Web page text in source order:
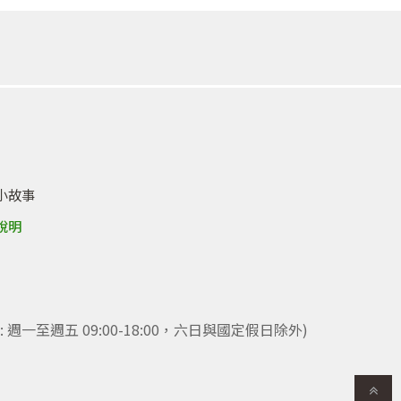
故事
明
一至週五 09:00-18:00，六日與國定假日除外)